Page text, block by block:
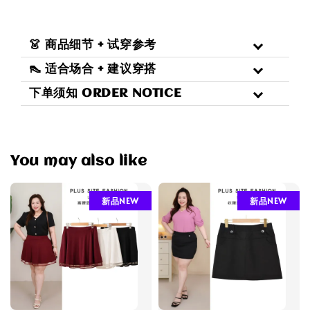
👗 商品细节 + 试穿参考
👠 适合场合 + 建议穿搭
下单须知 ORDER NOTICE
You may also like
新品NEW 新品NEW